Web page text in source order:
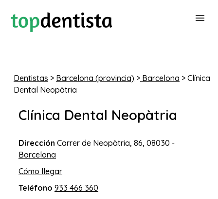
PARA CLÍNICAS DENTALES
CONTACTAR
Dentistas > Barcelona (provincia) > Barcelona > Clínica
Dental Neopàtria
Clínica Dental Neopàtria
Dirección Carrer de Neopàtria, 86, 08030 -
Barcelona
Cómo llegar
Teléfono 933 466 360